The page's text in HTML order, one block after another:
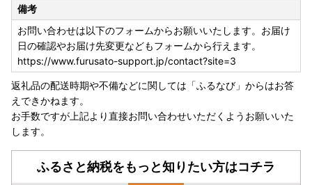
備考
お問い合わせは以下のフォームからお願いいたします。お届け
日の確認やお届け先変更などもフォームから行えます。
https://www.furusato-support.jp/contact?site=3
返礼品の配送時期や不備などに関しては「ふるなび」からはお答
えできかねます。
お手数ですが上記より直接お問い合わせいただくようお願いいた
します。
ふるさと納税をもっと知りたい方はコチラ